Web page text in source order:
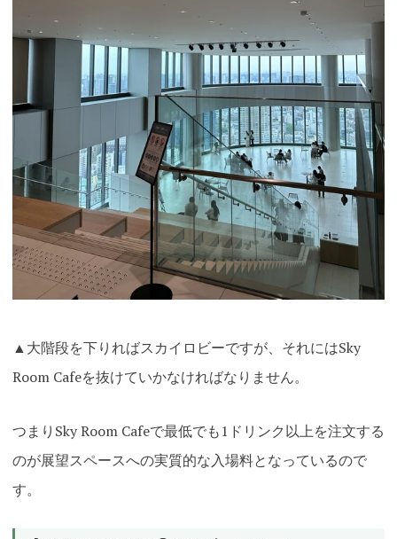
▲大階段を下りればスカイロビーですが、それにはSky
Room Cafeを抜けていかなければなりません。
つまりSky Room Cafeで最低でも1ドリンク以上を注文する
のが展望スペースへの実質的な入場料となっているので
す。